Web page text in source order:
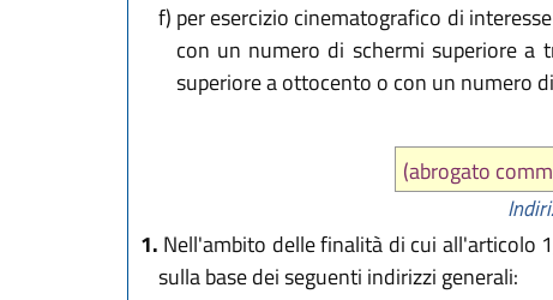
f) per esercizio cinematografico di
con un numero di schermi superiore
superiore a ottocento o con un numero
(abrogato
1. Nell'ambito delle finalità di cui all'articolo
sulla base dei seguenti indirizzi generali: